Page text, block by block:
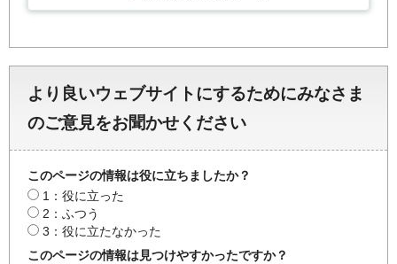
より良いウェブサイトにするためにみなさま
のご意見をお聞かせください
このページの情報は役に立ちましたか？
1：役に立った
2：ふつう
3：役に立たなかった
このページの情報は見つけやすかったですか？